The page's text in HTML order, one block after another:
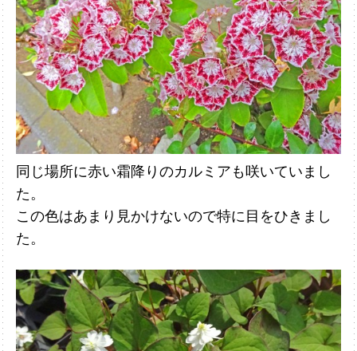
同じ場所に赤い霜降りのカルミアも咲いていまし
た。
この色はあまり見かけないので特に目をひきまし
た。